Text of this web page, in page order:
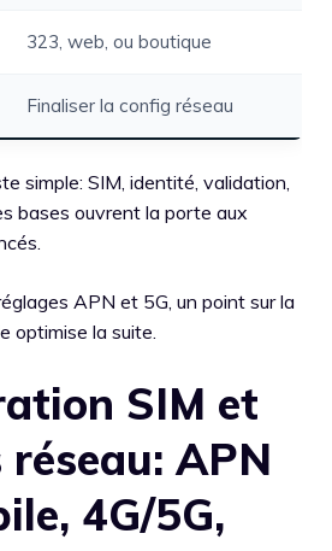
323, web, ou boutique
Finaliser la config réseau
simple: SIM, identité, validation,
bases ouvrent la porte aux
APN et 5G, un point sur la
optimise la suite.
SIM et
APN
4G/5G,